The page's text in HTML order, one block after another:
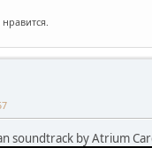
нравится.
soundtrack by Atrium